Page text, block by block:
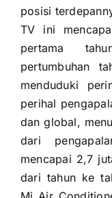
posisi
TV ini
pertama
pertumbuhan
menduduki
perihal
dan global,
dari
mencapai 2,7
dari tahun ke